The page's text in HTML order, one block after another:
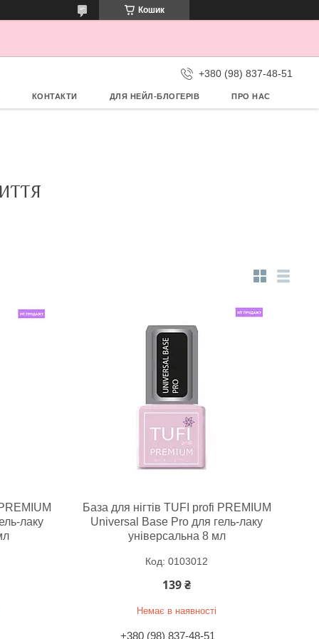
Кошик
+380 (98) 837-48-51
КОНТАКТИ ДЛЯ НЕЙЛ-БЛОГЕРІВ ПРО НАС
лаку
База для нігтів TUFI profi PREMIUM
Universal Base Pro для гель-лаку
універсальна 8 мл
0103012
139 ₴
Немає в наявності
+380 (98) 837-48-51